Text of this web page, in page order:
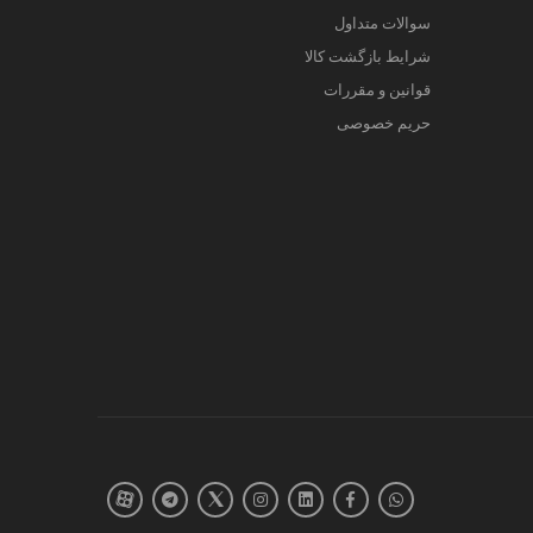
سوالات متداول
شرایط بازگشت کالا
قوانین و مقررات
حریم خصوصی